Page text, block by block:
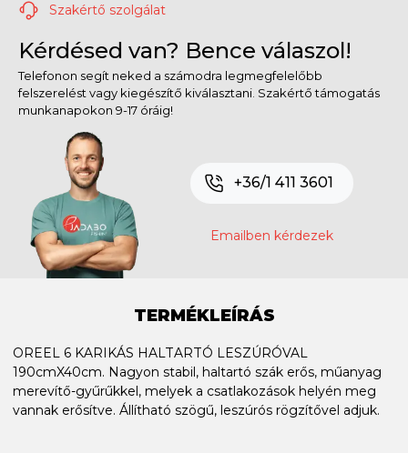
Szakértő szolgálat
Kérdésed van? Bence válaszol!
Telefonon segít neked a számodra legmegfelelőbb
felszerelést vagy kiegészítő kiválasztani. Szakértő támogatás
munkanapokon 9-17 óráig!
+36/1 411 3601
Emailben kérdezek
TERMÉKLEÍRÁS
OREEL 6 KARIKÁS HALTARTÓ LESZÚRÓVAL
190cmX40cm. Nagyon stabil, haltartó szák erős, műanyag
merevítő-gyűrűkkel, melyek a csatlakozások helyén meg
vannak erősítve. Állítható szögű, leszúrós rögzítővel adjuk.